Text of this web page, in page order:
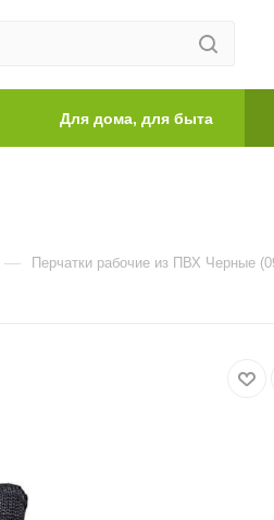
Для дома, для быта
— Перчатки рабочие из ПВХ Черные